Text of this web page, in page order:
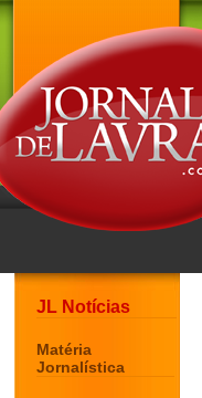
JL Notícias
Matéria
Jornalística